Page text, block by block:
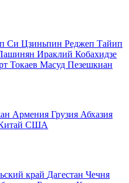
Си Цзиньпин Реджеп Тайип
Ираклий Кобахидзе
Токаев Масуд Пезешкиан
Армения Грузия Абхазия
США
край Дагестан Чечня